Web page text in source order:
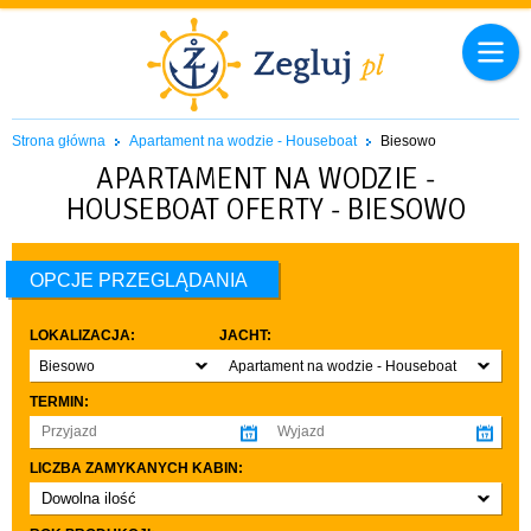
Strona główna Apartament na wodzie - Houseboat Biesowo
APARTAMENT NA WODZIE -
HOUSEBOAT OFERTY - BIESOWO
OPCJE PRZEGLĄDANIA
LOKALIZACJA:
Biesowo
JACHT:
Apartament na wodzie - Houseboat
TERMIN:
LICZBA ZAMYKANYCH KABIN:
Dowolna ilość